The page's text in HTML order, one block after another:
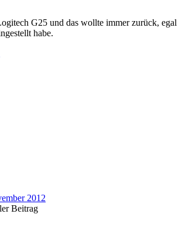
G25 und das wollte immer zurück, egal
habe.
2012
Beitrag